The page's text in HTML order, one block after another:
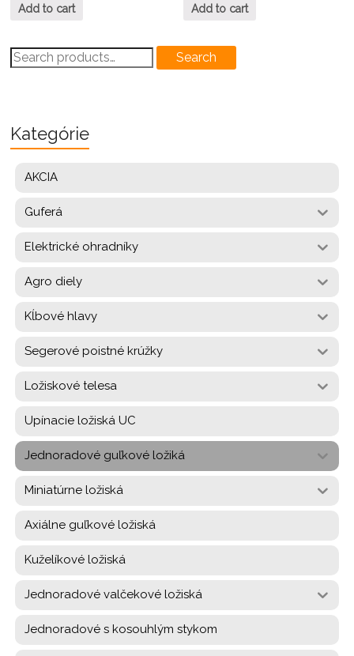
Add to cart Add to cart
Search
for:
Search
Kategórie
AKCIA
Guferá
Elektrické ohradníky
Agro diely
Kĺbové hlavy
Segerové poistné krúžky
Ložiskové telesa
Upínacie ložiská UC
Jednoradové guľkové ložiká
Miniatúrne ložiská
Axiálne guľkové ložiská
Kuželíkové ložiská
Jednoradové valčekové ložiská
Jednoradové s kosouhlým stykom